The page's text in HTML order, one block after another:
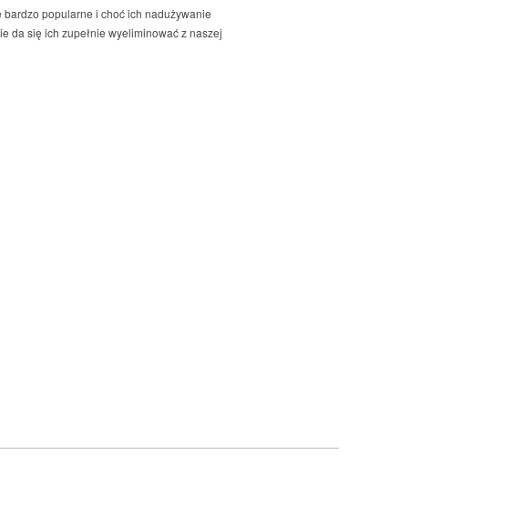
popularne i choć ich nadużywanie
da się ich zupełnie wyeliminować z naszej